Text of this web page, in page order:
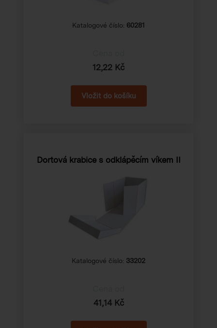
Katalogové číslo: 60281
12,22 Kč
Dortová krabice s odklápěcím víkem II
Katalogové číslo: 33202
41,14 Kč